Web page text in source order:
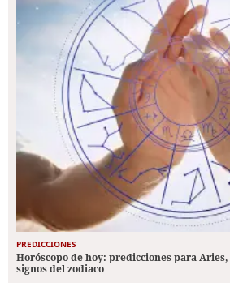
PREDICCIONES
Horóscopo de hoy: predicciones para
signos del zodiaco